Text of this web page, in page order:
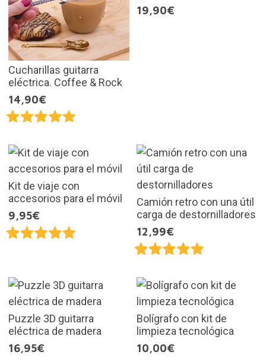
Cucharillas guitarra
eléctrica. Coffee & Rock
14,90€
19,90€
Kit de viaje con
accesorios para el móvil
9,95€
Camión retro con una útil
carga de destornilladores
12,99€
Puzzle 3D guitarra
eléctrica de madera
16,95€
Bolígrafo con kit de
limpieza tecnológica
10,00€